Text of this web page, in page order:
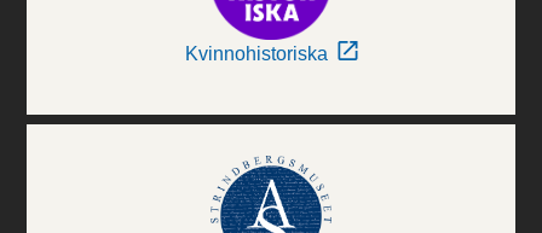
Kvinnohistoriska